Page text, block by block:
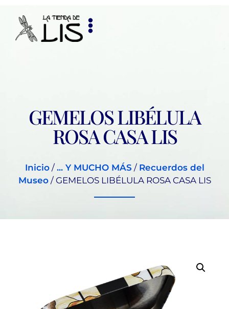
GEMELOS LIBÉLULA
ROSA CASA LIS
Inicio/ ... Y MUCHO MÁS / Recuerdos del
Museo/ GEMELOS LIBÉLULA ROSA CASA LIS